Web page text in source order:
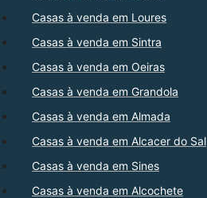
Casas à venda em Loures
Casas à venda em Sintra
Casas à venda em Oeiras
Casas à venda em Grandola
Casas à venda em Almada
Casas à venda em Alcacer do Sal
Casas à venda em Sines
Casas à venda em Alcochete